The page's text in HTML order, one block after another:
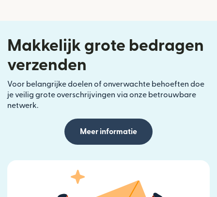
Makkelijk grote bedragen
verzenden
Voor belangrijke doelen of onverwachte behoeften doe
je veilig grote overschrijvingen via onze betrouwbare
netwerk.
Meer informatie